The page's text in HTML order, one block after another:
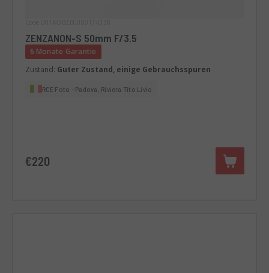
ZENZANON-S 50mm F/3.5
6 Monate Garantie
Zustand: Guter Zustand, einige Gebrauchsspuren
RCE Foto - Padova, Riviera Tito Livio
€220